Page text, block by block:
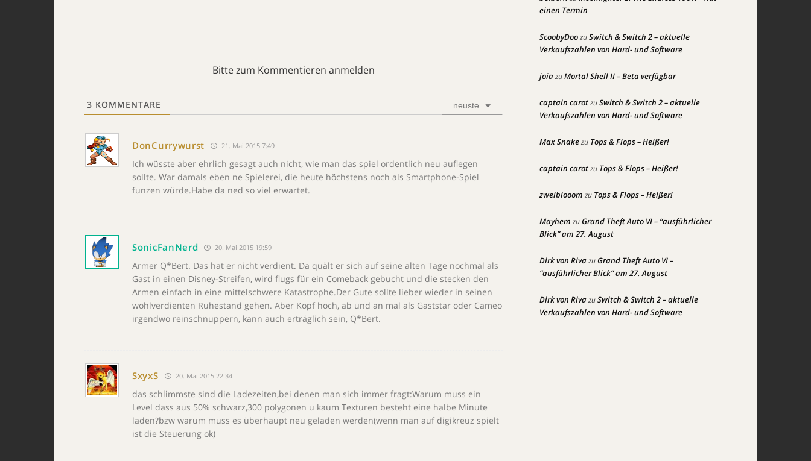
Bitte zum Kommentieren anmelden
3 KOMMENTARE neuste
DonCurrywurst 21. Mai 2015 7:49
Ich wüsste aber ehrlich gesagt auch nicht, wie man das spiel ordentlich neu auflegen
sollte. War damals eben ne Spielerei, die heute höchstens noch als Smartphone-Spiel
funzen würde.Habe da ned so viel erwartet.
SonicFanNerd 20. Mai 2015 19:59
Armer Q*Bert. Das hat er nicht verdient. Da quält er sich auf seine alten Tage nochmal als
Gast in einen Disney-Streifen, wird flugs für ein Comeback gebucht und die stecken den
Armen einfach in eine mittelschwere Katastrophe.Der Gute sollte lieber wieder in seinen
wohlverdienten Ruhestand gehen. Aber Kopf hoch, ab und an mal als Gaststar oder Cameo
irgendwo reinschnuppern, kann auch erträglich sein, Q*Bert.
SxyxS 20. Mai 2015 22:34
das schlimmste sind die Ladezeiten,bei denen man sich immer fragt:Warum muss ein
Level dass aus 50% schwarz,300 polygonen u kaum Texturen besteht eine halbe Minute
laden?bzw warum muss es überhaupt neu geladen werden(wenn man auf digikreuz spielt
ist die Steuerung ok)
einen Termin
ScoobyDoozuSwitch & Switch 2 – aktuelle
Verkaufszahlen von Hard- und Software
joiazuMortal Shell II – Beta verfügbar
captain carotzuSwitch & Switch 2 – aktuelle
Verkaufszahlen von Hard- und Software
Max Snakezu Tops & Flops – Heißer!
captain carotzu Tops & Flops – Heißer!
zweiblooom zu Tops & Flops – Heißer!
Mayhem zuGrand Theft Auto VI – “ausführlicher
Blick” am 27. August
Dirk von RivazuGrand Theft Auto VI –
“ausführlicher Blick” am 27. August
Dirk von RivazuSwitch & Switch 2 – aktuelle
Verkaufszahlen von Hard- und Software